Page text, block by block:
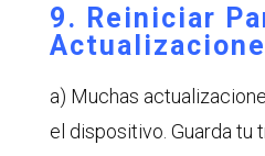
9. Reiniciar
a) Muchas
el dispositivo. Guarda tu